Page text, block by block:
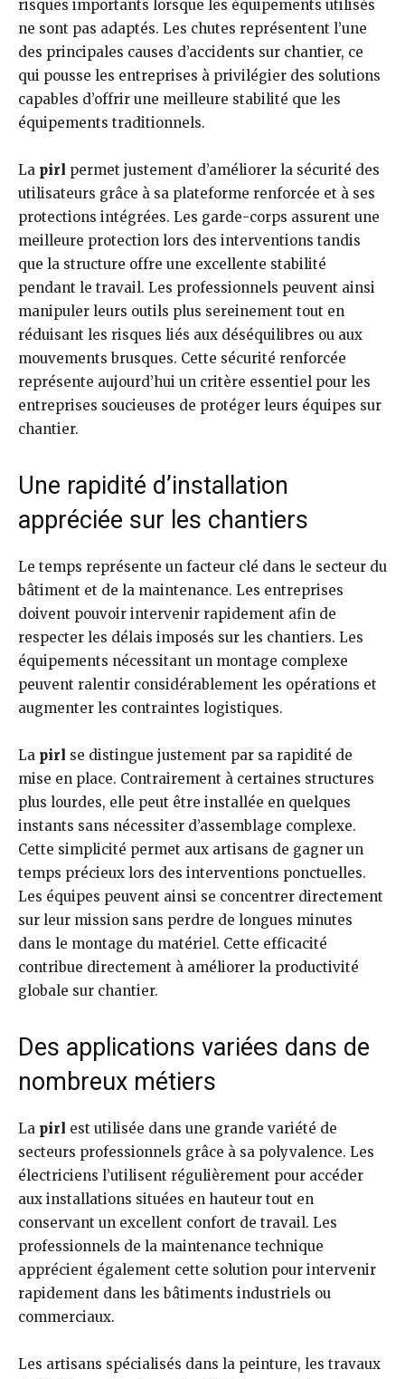
risques importants lorsque les équipements utilisés
ne sont pas adaptés. Les chutes représentent l’une
des principales causes d’accidents sur chantier, ce
qui pousse les entreprises à privilégier des solutions
capables d’offrir une meilleure stabilité que les
équipements traditionnels.
La pirl permet justement d’améliorer la sécurité des
utilisateurs grâce à sa plateforme renforcée et à ses
protections intégrées. Les garde-corps assurent une
meilleure protection lors des interventions tandis
que la structure offre une excellente stabilité
pendant le travail. Les professionnels peuvent ainsi
manipuler leurs outils plus sereinement tout en
réduisant les risques liés aux déséquilibres ou aux
mouvements brusques. Cette sécurité renforcée
représente aujourd’hui un critère essentiel pour les
entreprises soucieuses de protéger leurs équipes sur
chantier.
Une rapidité d’installation
appréciée sur les chantiers
Le temps représente un facteur clé dans le secteur du
bâtiment et de la maintenance. Les entreprises
doivent pouvoir intervenir rapidement afin de
respecter les délais imposés sur les chantiers. Les
équipements nécessitant un montage complexe
peuvent ralentir considérablement les opérations et
augmenter les contraintes logistiques.
La pirl se distingue justement par sa rapidité de
mise en place. Contrairement à certaines structures
plus lourdes, elle peut être installée en quelques
instants sans nécessiter d’assemblage complexe.
Cette simplicité permet aux artisans de gagner un
temps précieux lors des interventions ponctuelles.
Les équipes peuvent ainsi se concentrer directement
sur leur mission sans perdre de longues minutes
dans le montage du matériel. Cette efficacité
contribue directement à améliorer la productivité
globale sur chantier.
Des applications variées dans de
nombreux métiers
La pirl est utilisée dans une grande variété de
secteurs professionnels grâce à sa polyvalence. Les
électriciens l’utilisent régulièrement pour accéder
aux installations situées en hauteur tout en
conservant un excellent confort de travail. Les
professionnels de la maintenance technique
apprécient également cette solution pour intervenir
rapidement dans les bâtiments industriels ou
commerciaux.
Les artisans spécialisés dans la peinture, les travaux